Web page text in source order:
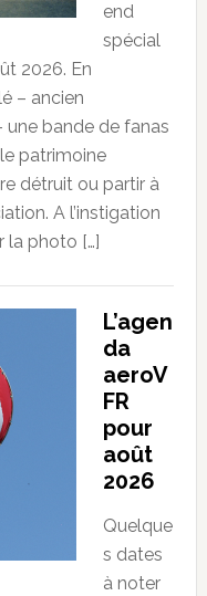
end
spécial
2026. En
– ancien
une bande de fanas
patrimoine
détruit ou partir à
A l’instigation
la photo […]
L’agen
da
aeroV
FR
pour
août
2026
Quelque
s dates
à noter